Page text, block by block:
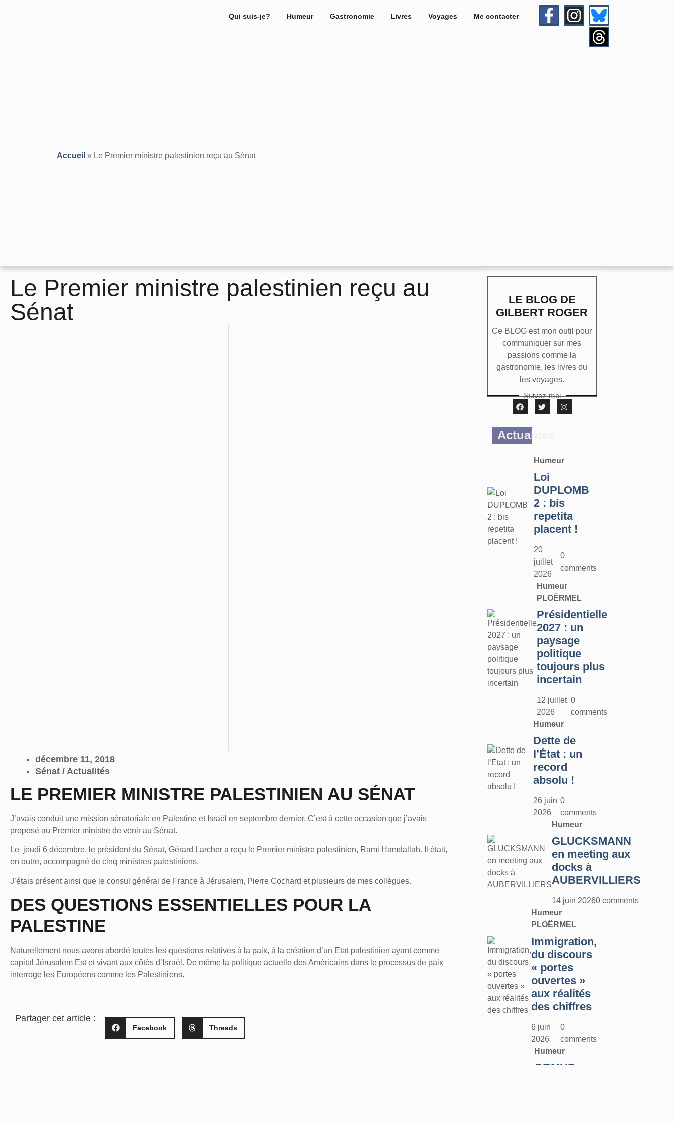
Qui suis-je? Humeur Gastronomie Livres Voyages Me contacter
Accueil » Le Premier ministre palestinien reçu au Sénat
Le Premier ministre palestinien reçu au
Sénat
décembre 11, 2018
Sénat / Actualités
LE PREMIER MINISTRE PALESTINIEN AU SÉNAT
J’avais conduit une mission sénatoriale en Palestine et Israël en septembre dernier. C’est à cette occasion que j’avais
proposé au Premier ministre de venir au Sénat.
Le jeudi 6 décembre, le président du Sénat, Gérard Larcher a reçu le Premier ministre palestinien, Rami Hamdallah. Il était,
en outre, accompagné de cinq ministres palestiniens.
J’étais présent ainsi que le consul général de France à Jérusalem, Pierre Cochard et plusieurs de mes collègues.
DES QUESTIONS ESSENTIELLES POUR LA
PALESTINE
Naturellement nous avons abordé toutes les questions relatives à la paix, à la création d’un Etat palestinien ayant comme
capital Jérusalem Est et vivant aux côtés d’Israël. De même la politique actuelle des Américains dans le processus de paix
interroge les Européens comme les Palestiniens.
Partager cet article :
Facebook Threads
LE BLOG DE
GILBERT ROGER
Ce BLOG est mon outil pour
communiquer sur mes
passions comme la
gastronomie, les livres ou
les voyages.
Suivez-moi
Actualités
Humeur
Loi
DUPLOMB
2 : bis
repetita
placent !
20
juillet
2026
0
comments
Humeur
PLOËRMEL
Présidentielle
2027 : un
paysage
politique
toujours plus
incertain
12 juillet
2026
0
comments
Humeur
Dette de
l’État : un
record
absolu !
26 juin
2026
0
comments
Humeur
GLUCKSMANN
en meeting aux
docks à
AUBERVILLIERS
14 juin 20260 comments
Humeur
PLOËRMEL
Immigration,
du discours
« portes
ouvertes »
aux réalités
des chiffres
6 juin
2026
0
comments
Humeur
ORMUZ :